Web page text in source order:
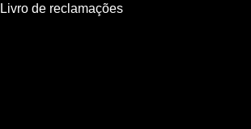
Livro de reclamações